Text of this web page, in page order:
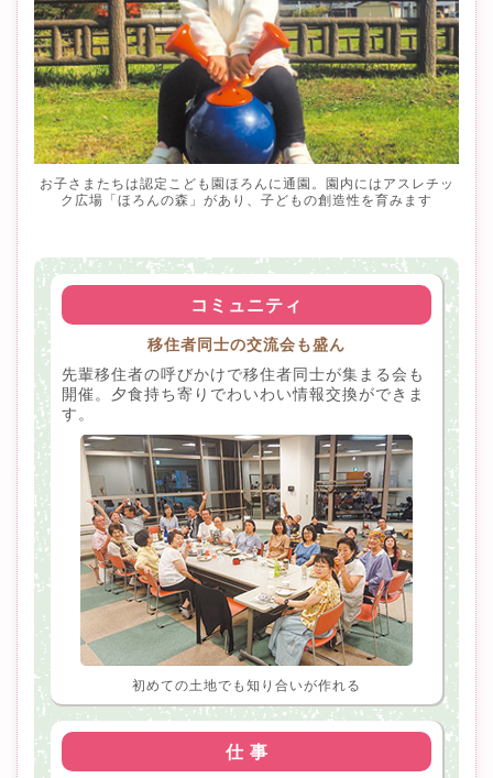
お子さまたちは認定こども園ほろんに通園。園内にはアスレチッ
ク広場「ほろんの森」があり、子どもの創造性を育みます
コミュニティ
移住者同士の交流会も盛ん
先輩移住者の呼びかけで移住者同士が集まる会も
開催。夕食持ち寄りでわいわい情報交換ができま
す。
初めての土地でも知り合いが作れる
仕 事